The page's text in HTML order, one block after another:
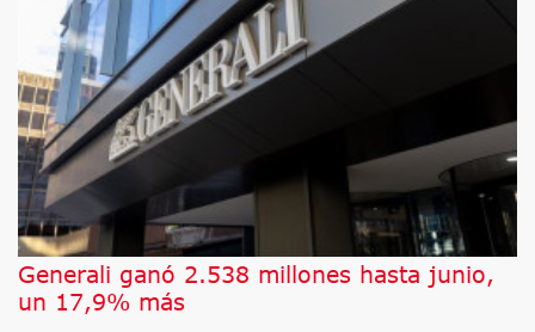
Generali ganó 2.538 millones hasta junio,
un 17,9% más